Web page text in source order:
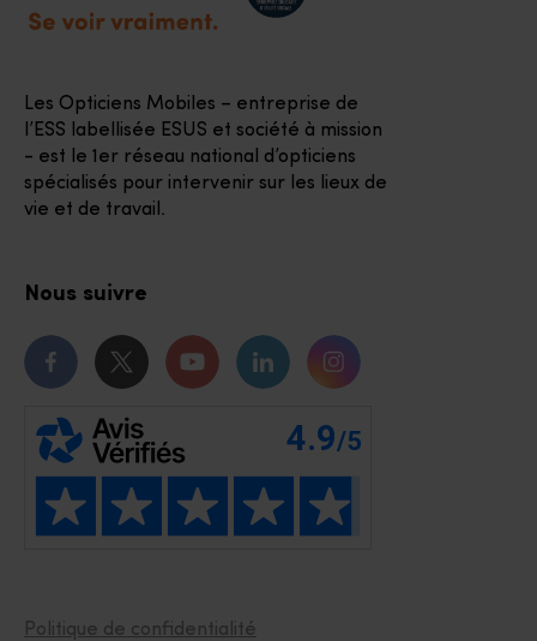
Les Opticiens Mobiles – entreprise de
l’ESS labellisée ESUS et société à mission
- est le 1er réseau national d’opticiens
spécialisés pour intervenir sur les lieux de
vie et de travail.
Nous suivre
Notre page Facebook
Notre page Twitter
Notre chaîne Youtube
Notre page Linkedin
Notre page
Politique de confidentialité